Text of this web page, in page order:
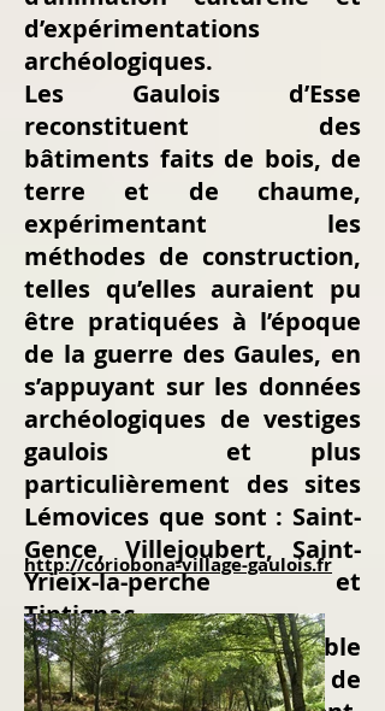
d’expérimentations
archéologiques.
Les Gaulois d’Esse
reconstituent des
bâtiments faits de bois, de
terre et de chaume,
expérimentant les
méthodes de construction,
telles qu’elles auraient pu
être pratiquées à l’époque
de la guerre des Gaules, en
s’appuyant sur les données
archéologiques de vestiges
gaulois et plus
particulièrement des sites
Lémovices que sont : Saint-
Gence, Villejoubert, Saint-
Yrieix-la-perche et
Tintignac.
Coriobona rassemble
plusieurs sortes de
http://coriobona-village-gaulois.fr